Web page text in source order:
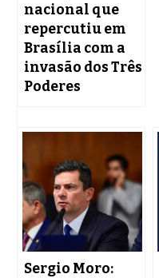
nacional que
repercutiu em
Brasília com a
invasão dos Três
Poderes
Sergio Moro: